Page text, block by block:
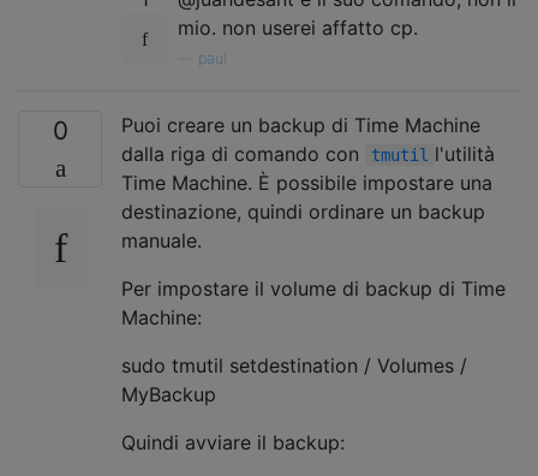
mio. non userei affatto cp.
paul
0
Puoi creare un backup di Time Machine
dalla riga di comando con
tmutil l'utilità
Time Machine. È possibile impostare una
destinazione, quindi ordinare un backup
manuale.
Per impostare il volume di backup di Time
Machine:
sudo tmutil setdestination / Volumes /
MyBackup
Quindi avviare il backup: